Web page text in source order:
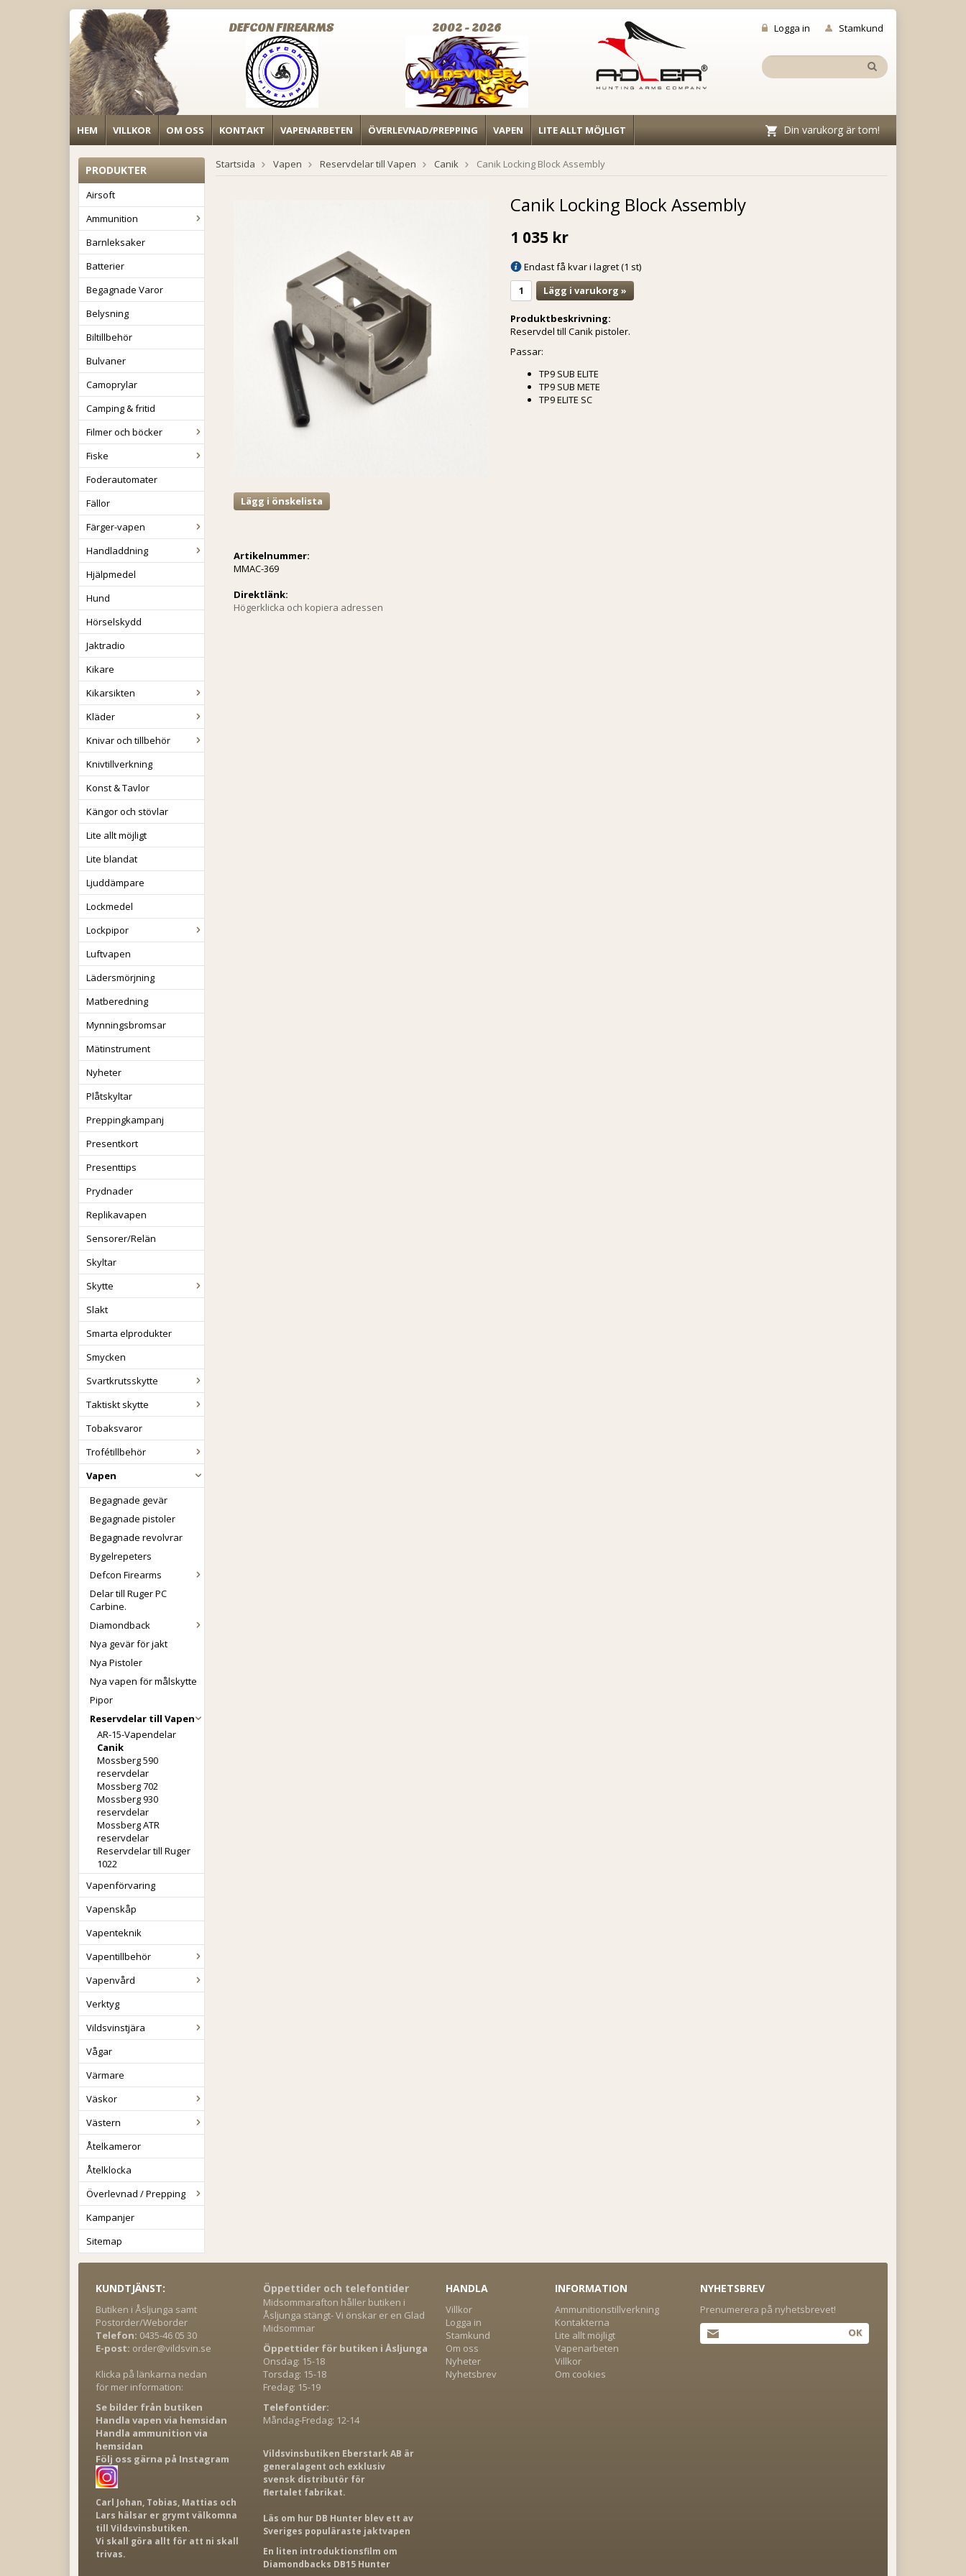
Logga in Stamkund
DEFCON FIREARMS 2002 - 2026
HEM VILLKOR OM OSS KONTAKT VAPENARBETEN ÖVERLEVNAD/PREPPING VAPEN LITE ALLT MÖJLIGT Din varukorg är tom!
PRODUKTER
Airsoft
Ammunition
Barnleksaker
Batterier
Begagnade Varor
Belysning
Biltillbehör
Bulvaner
Camoprylar
Camping & fritid
Filmer och böcker
Fiske
Foderautomater
Fällor
Färger-vapen
Handladdning
Hjälpmedel
Hund
Hörselskydd
Jaktradio
Kikare
Kikarsikten
Kläder
Knivar och tillbehör
Knivtillverkning
Konst & Tavlor
Kängor och stövlar
Lite allt möjligt
Lite blandat
Ljuddämpare
Lockmedel
Lockpipor
Luftvapen
Lädersmörjning
Matberedning
Mynningsbromsar
Mätinstrument
Nyheter
Plåtskyltar
Preppingkampanj
Presentkort
Presenttips
Prydnader
Replikavapen
Sensorer/Relän
Skyltar
Skytte
Slakt
Smarta elprodukter
Smycken
Svartkrutsskytte
Taktiskt skytte
Tobaksvaror
Trofétillbehör
Vapen
Begagnade gevär
Begagnade pistoler
Begagnade revolvrar
Bygelrepeters
Defcon Firearms
Delar till Ruger PC
Carbine.
Diamondback
Nya gevär för jakt
Nya Pistoler
Nya vapen för målskytte
Pipor
Reservdelar till Vapen
AR-15-Vapendelar
Canik
Mossberg 590
reservdelar
Mossberg 702
Mossberg 930
reservdelar
Mossberg ATR
reservdelar
Reservdelar till Ruger
1022
Vapenförvaring
Vapenskåp
Vapenteknik
Vapentillbehör
Vapenvård
Verktyg
Vildsvinstjära
Vågar
Värmare
Väskor
Västern
Åtelkameror
Åtelklocka
Överlevnad / Prepping
Kampanjer
Sitemap
Startsida Vapen Reservdelar till Vapen Canik Canik Locking Block Assembly
Lägg i önskelista
Artikelnummer:
MMAC-369
Direktlänk:
Högerklicka och kopiera adressen
Canik Locking Block Assembly
1 035 kr
Endast få kvar i lagret (1 st)
Lägg i varukorg »
Produktbeskrivning:
Reservdel till Canik pistoler.
Passar:
TP9 SUB ELITE
TP9 SUB METE
TP9 ELITE SC
KUNDTJÄNST:
Butiken i Åsljunga samt
Postorder/Weborder
Telefon: 0435-46 05 30
E-post: order@vildsvin.se
Klicka på länkarna nedan
för mer information:
Se bilder från butiken
Handla vapen via hemsidan
Handla ammunition via
hemsidan
Följ oss gärna på Instagram
Carl Johan, Tobias, Mattias och
Lars hälsar er grymt välkomna
till Vildsvinsbutiken.
Vi skall göra allt för att ni skall
trivas.
Öppettider och telefontider
Midsommarafton håller butiken i
Åsljunga stängt- Vi önskar er en Glad
Midsommar
Öppettider för butiken i Åsljunga
Onsdag: 15-18
Torsdag: 15-18
Fredag: 15-19
Telefontider:
Måndag-Fredag: 12-14
Vildsvinsbutiken Eberstark AB är
generalagent och exklusiv
svensk distributör för
flertalet fabrikat.
Läs om hur DB Hunter blev ett av
Sveriges populäraste jaktvapen
En liten introduktionsfilm om
Diamondbacks DB15 Hunter
HANDLA
Villkor
Logga in
Stamkund
Om oss
Nyheter
Nyhetsbrev
INFORMATION
Ammunitionstillverkning
Kontakterna
Lite allt möjligt
Vapenarbeten
Villkor
Om cookies
NYHETSBREV
Prenumerera på nyhetsbrevet!
OK